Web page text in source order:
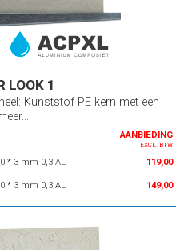
LOOK 1
Kunststof PE kern met een
AANBIEDING
EXCL. BTW
* 3 mm 0,3 AL 119,00
* 3 mm 0,3 AL 149,00